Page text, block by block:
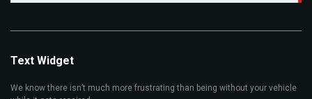
Text Widget
We know there isn’t much more frustrating than being without your vehicle